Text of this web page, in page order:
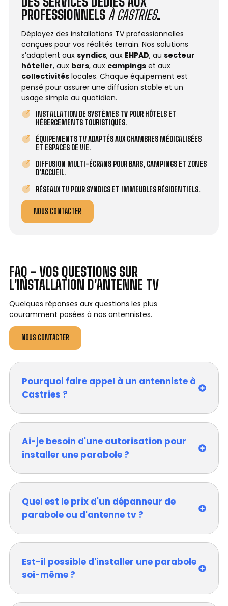
PROFESSIONNELS À CASTRIES.
Déployez des installations TV professionnelles
conçues pour vos réalités terrain. Nos solutions
s’adaptent aux syndics, aux EHPAD, au secteur
hôtelier, aux bars, aux campings et aux
collectivités locales. Chaque équipement est
pensé pour assurer une diffusion stable et un
usage simple au quotidien.
INSTALLATION DE SYSTÈMES TV POUR HÔTELS ET
HÉBERGEMENTS TOURISTIQUES.
ÉQUIPEMENTS TV ADAPTÉS AUX CHAMBRES MÉDICALISÉES
ET ESPACES DE VIE.
DIFFUSION MULTI-ÉCRANS POUR BARS, CAMPINGS ET ZONES
D’ACCUEIL.
RÉSEAUX TV POUR SYNDICS ET IMMEUBLES RÉSIDENTIELS.
NOUS CONTACTER
FAQ - VOS QUESTIONS SUR
L'INSTALLATION D'ANTENNE TV
Quelques réponses aux questions les plus
couramment posées à nos antennistes.
NOUS CONTACTER
Pourquoi faire appel à un antenniste à
Castries ?
Ai-je besoin d'une autorisation pour
installer une parabole ?
Quel est le prix d'un dépanneur de
parabole ou d'antenne tv ?
Est-il possible d'installer une parabole
soi-même ?